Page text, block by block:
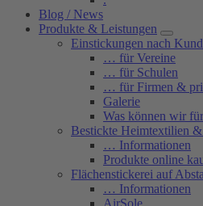
Blog / News
Produkte & Leistungen
Einstickungen nach
… für Vereine
… für Schulen
… für Firmen &
Galerie
Was können wir
Bestickte Heimtextilien
… Informationen
Produkte online
Flächenstickerei auf
… Informationen
AirSole